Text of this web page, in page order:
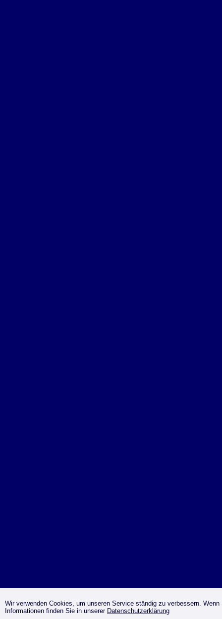
Wir verwenden Cookies, um unseren Service ständig zu verbessern.
Informationen finden Sie in unserer Datenschutzerklärung